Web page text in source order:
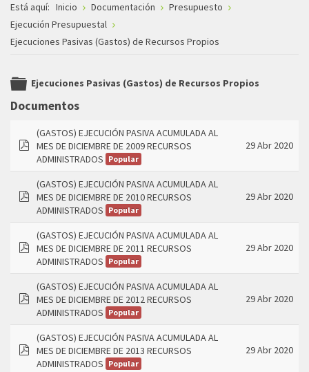
Está aquí: Inicio Documentación
Presupuesto
Ejecución Presupuestal
Ejecuciones Pasivas (Gastos) de Recursos Propios
folder
Ejecuciones Pasivas (Gastos) de Recursos Propios
Documentos
(GASTOS) EJECUCIÓN PASIVA ACUMULADA AL
MES DE DICIEMBRE DE 2009 RECURSOS
ADMINISTRADOS Popular
29 Abr 2020
(GASTOS) EJECUCIÓN PASIVA ACUMULADA AL
MES DE DICIEMBRE DE 2010 RECURSOS
ADMINISTRADOS Popular
29 Abr 2020
(GASTOS) EJECUCIÓN PASIVA ACUMULADA AL
MES DE DICIEMBRE DE 2011 RECURSOS
ADMINISTRADOS Popular
29 Abr 2020
(GASTOS) EJECUCIÓN PASIVA ACUMULADA AL
MES DE DICIEMBRE DE 2012 RECURSOS
ADMINISTRADOS Popular
29 Abr 2020
(GASTOS) EJECUCIÓN PASIVA ACUMULADA AL
MES DE DICIEMBRE DE 2013 RECURSOS
ADMINISTRADOS Popular
29 Abr 2020